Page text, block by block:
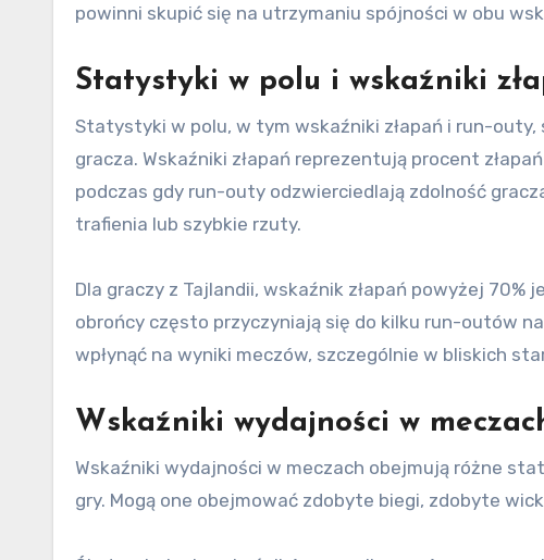
powinni skupić się na utrzymaniu spójności w obu
Statystyki w polu i wskaźniki
Statystyki w polu, w tym wskaźniki złapań i run-
gracza. Wskaźniki złapań reprezentują procent
podczas gdy run-outy odzwierciedlają zdolność
trafienia lub szybkie rzuty.
Dla graczy z Tajlandii, wskaźnik złapań powyżej
obrońcy często przyczyniają się do kilku run-outów
wpłynąć na wyniki meczów, szczególnie w bliskich
Wskaźniki wydajności w
Wskaźniki wydajności w meczach obejmują różne
gry. Mogą one obejmować zdobyte biegi, zdobyte